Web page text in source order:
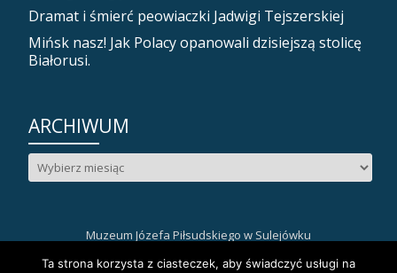
Dramat i śmierć peowiaczki Jadwigi Tejszerskiej
Mińsk nasz! Jak Polacy opanowali dzisiejszą stolicę
Białorusi.
ARCHIWUM
Archiwum
Muzeum Józefa Piłsudskiego w Sulejówku
Drugie
fa-
fa-
fa-
Ta strona korzysta z ciasteczek, aby świadczyć usługi na